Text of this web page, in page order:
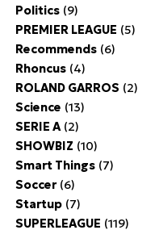
Politics(9)
PREMIER LEAGUE (5)
Recommends(6)
Rhoncus(4)
ROLAND GARROS (2)
Science (13)
SERIE A(2)
SHOWBIZ (10)
Smart Things(7)
Soccer(6)
Startup(7)
SUPERLEAGUE (119)